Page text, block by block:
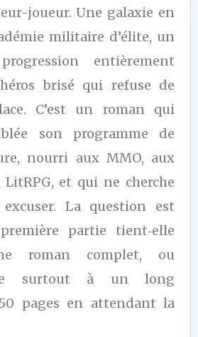
joueur. Une galaxie en
militaire d’élite, un
entièrement
brisé qui refuse de
C’est un roman qui
son programme de
nourri aux MMO, aux
et qui ne cherche
La question est
partie tient‑elle
roman complet, ou
surtout à un long
pages en attendant la